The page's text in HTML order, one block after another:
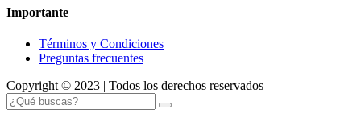
Importante
Términos y Condiciones
Preguntas frecuentes
Copyright © 2023 | Todos los derechos reservados